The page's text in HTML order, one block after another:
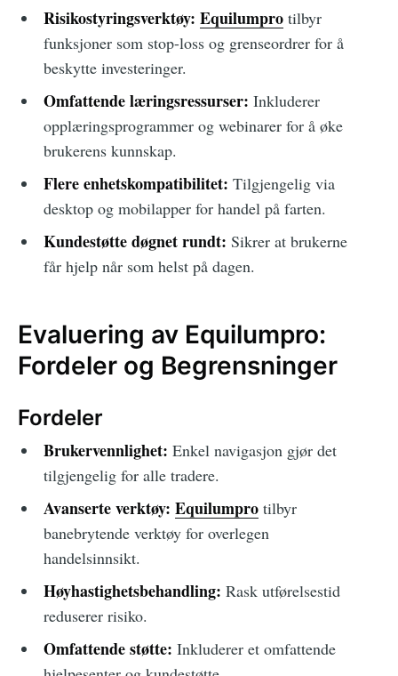
Risikostyringsverktøy: Equilumprotilbyr
funksjoner som stop-loss og grenseordrer for å
beskytte investeringer.
Omfattende læringsressurser: Inkluderer
opplæringsprogrammer og webinarer for å øke
brukerens kunnskap.
Flere enhetskompatibilitet: Tilgjengelig via
desktop og mobilapper for handel på farten.
Kundestøtte døgnet rundt: Sikrer at brukerne
får hjelp når som helst på dagen.
Evaluering av Equilumpro:
Fordeler og Begrensninger
Fordeler
Brukervennlighet: Enkel navigasjon gjør det
tilgjengelig for alle tradere.
Avanserte verktøy: Equilumprotilbyr
banebrytende verktøy for overlegen
handelsinnsikt.
Høyhastighetsbehandling: Rask utførelsestid
reduserer risiko.
Omfattende støtte: Inkluderer et omfattende